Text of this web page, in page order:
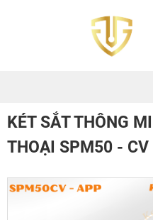
KÉT SẮT THÔNG
THOẠI SPM50 - CV